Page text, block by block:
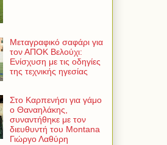
Μεταγραφικό σαφάρι για
τον ΑΠΟΚ Βελούχι:
Ενίσχυση με τις οδηγίες
της τεχνικής ηγεσίας
Στο Καρπενήσι για γάμο
ο Θαναηλάκης,
συναντήθηκε με τον
διευθυντή του Montana
Γιώργο Λαθύρη